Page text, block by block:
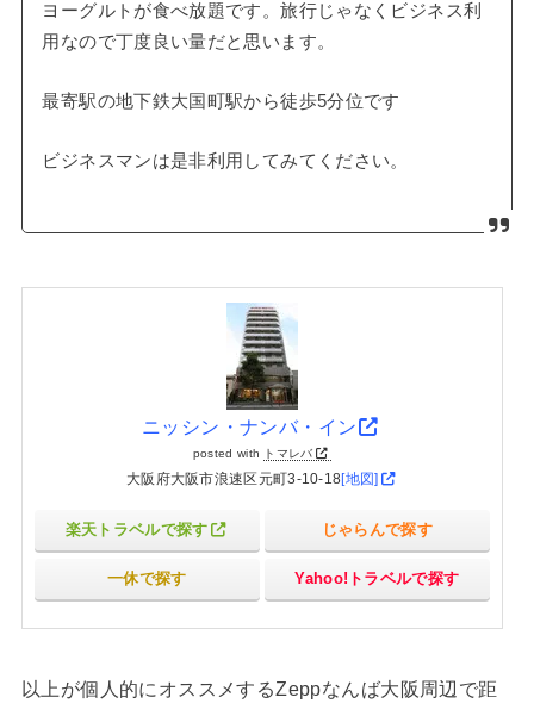
ヨーグルトが食べ放題です。旅行じゃなくビジネス利
用なので丁度良い量だと思います。
最寄駅の地下鉄大国町駅から徒歩5分位です
ビジネスマンは是非利用してみてください。
ニッシン・ナンバ・イン
posted with トマレバ
大阪府大阪市浪速区元町3-10-18[地図]
楽天トラベルで探す じゃらんで探す
一休で探す Yahoo!トラベルで探す
以上が個人的にオススメするZeppなんば大阪周辺で距